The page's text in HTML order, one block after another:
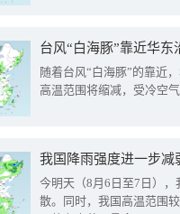
台风“白海豚”靠近华
随着台风“白海豚”的靠近
高温范围将缩减，受冷空
今明天（8月6日至7日）
散。同时，我国高温范围